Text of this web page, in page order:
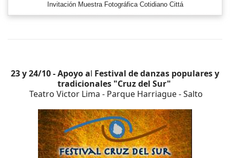
Invitación Muestra Fotográfica Cotidiano Cittá
23 y 24/10 - Apoyo al Festival de danzas populares y
tradicionales "Cruz del Sur"
Teatro Victor Lima - Parque Harriague - Salto